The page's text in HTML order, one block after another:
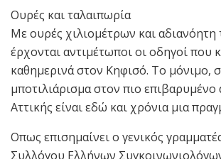
Ουρές και ταλαιπωρία
Με ουρές χιλιομέτρων και αδιανόητη
έρχονται αντιμέτωποι οι οδηγοί που
καθημερινά στον Κηφισό. Το μόνιμο,
μποτιλιάρισμα στον πιο επιβαρυμένο
Αττικής είναι εδώ και χρόνια μια
Οπως επισημαίνει ο γενικός
Συλλόγου Ελλήνων